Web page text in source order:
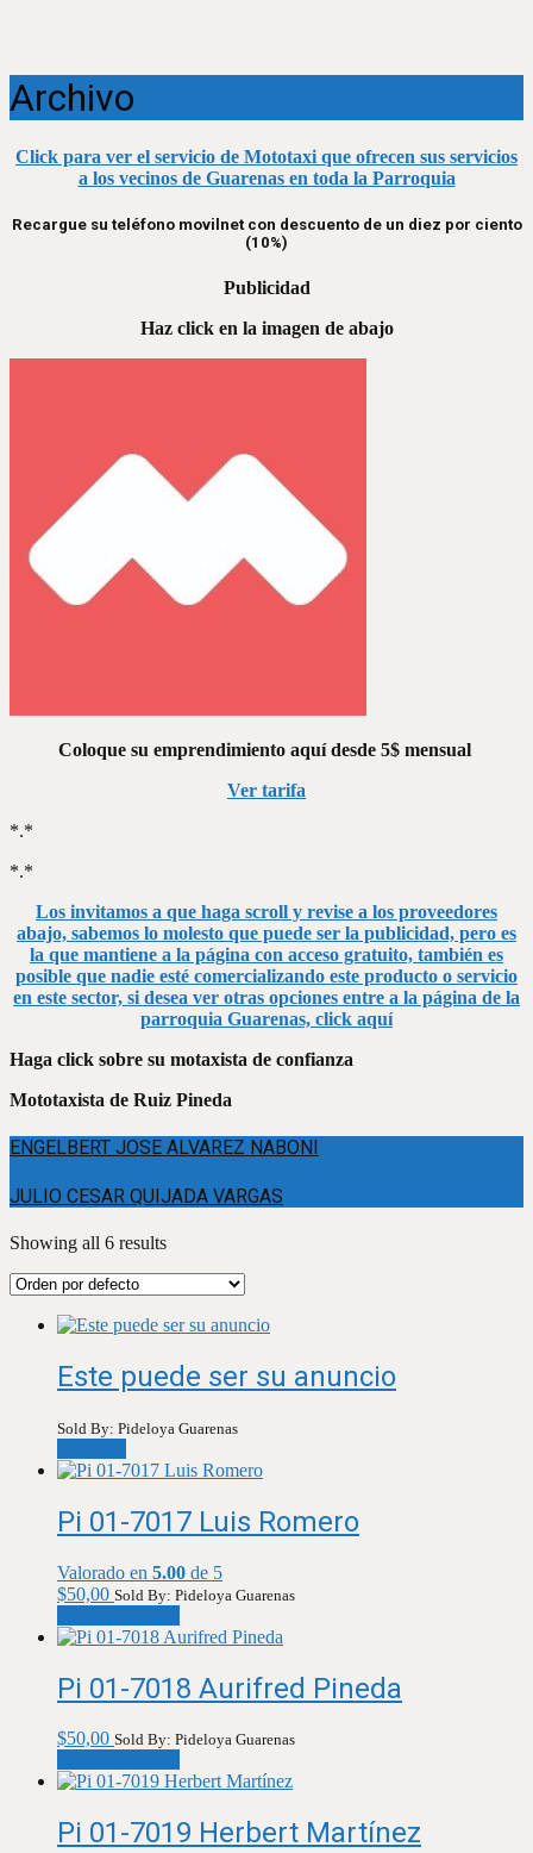
Archivo
Click para ver el servicio de Mototaxi que ofrecen sus servicios
a los vecinos de Guarenas en toda la Parroquia
Recargue su teléfono movilnet con descuento de un diez por ciento
(10%)
Publicidad
Haz click en la imagen de abajo
Coloque su emprendimiento aquí desde 5$ mensual
Ver tarifa
*.*
*.*
Los invitamos a que haga scroll y revise a los proveedores
abajo, sabemos lo molesto que puede ser la publicidad, pero es
la que mantiene a la página con acceso gratuito, también es
posible que nadie esté comercializando este producto o servicio
en este sector, si desea ver otras opciones entre a la página de la
parroquia Guarenas, click aquí
Haga click sobre su motaxista de confianza
Mototaxista de Ruiz Pineda
ENGELBERT JOSE ALVAREZ NABONI
JULIO CESAR QUIJADA VARGAS
Showing all 6 results
Este puede ser su anuncio
Sold By: Pideloya Guarenas
Pi 01-7017 Luis Romero
Valorado en 5.00 de 5
$50,00 Sold By: Pideloya Guarenas
Pi 01-7018 Aurifred Pineda
$50,00 Sold By: Pideloya Guarenas
Pi 01-7019 Herbert Martínez